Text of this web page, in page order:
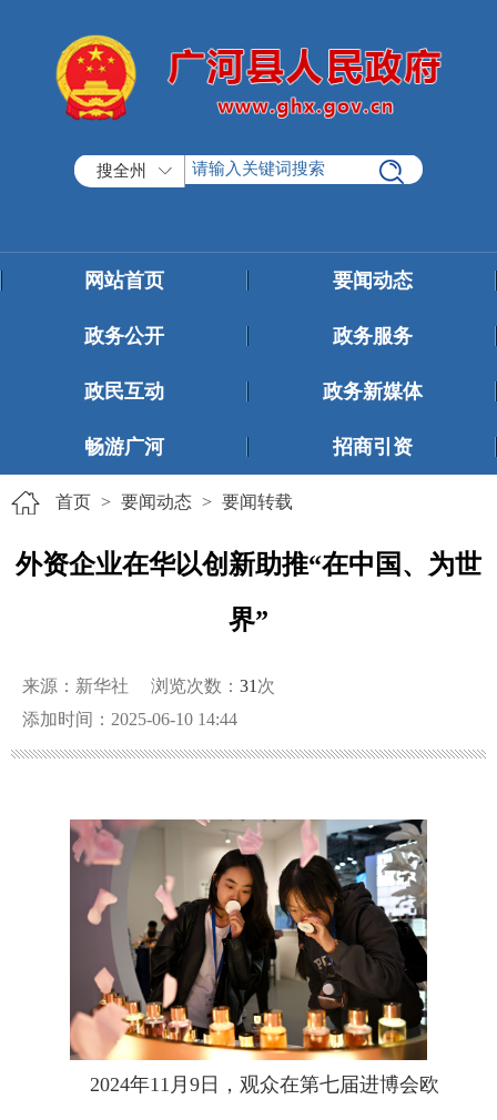
搜全州
网站首页 要闻动态
政务公开 政务服务
政民互动 政务新媒体
畅游广河 招商引资
首页 > 要闻动态 > 要闻转载
外资企业在华以创新助推“在中国、为世
界”
来源：新华社 浏览次数： 31 次
添加时间：2025-06-10 14:44
2024年11月9日，观众在第七届进博会欧